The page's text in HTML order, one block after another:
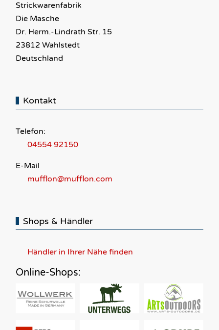
Strickwarenfabrik
Die Masche
Dr. Herm.-Lindrath Str. 15
23812 Wahlstedt
Deutschland
Kontakt
Telefon:
04554 92150
E-Mail
mufflon@mufflon.com
Shops & Händler
Händler in Ihrer Nähe finden
Online-Shops: